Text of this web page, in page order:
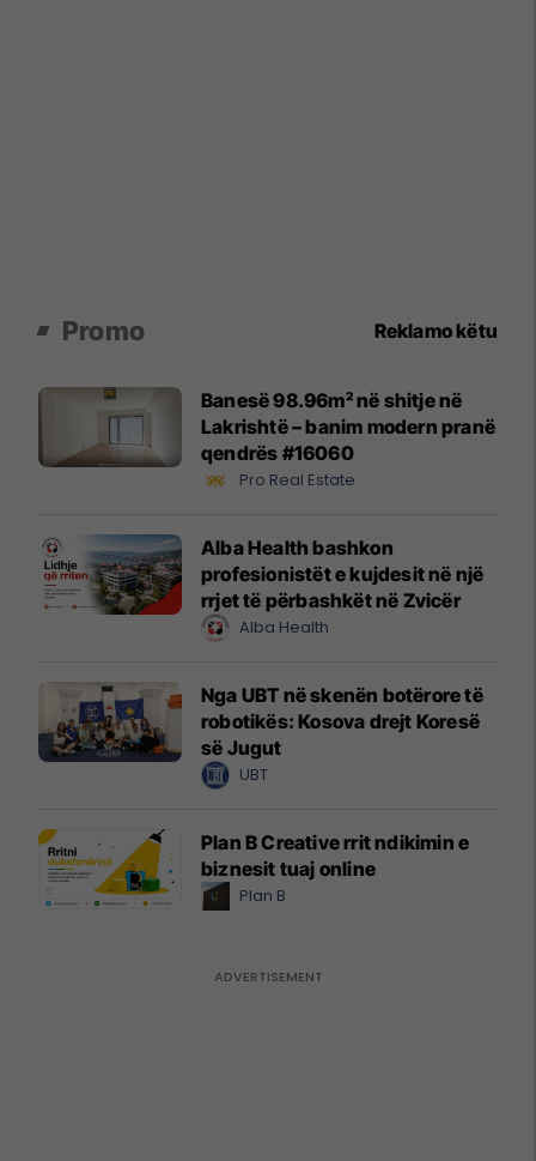
Promo Reklamo këtu
Banesë 98.96m² në shitje në
Lakrishtë – banim modern pranë
qendrës #16060
Pro Real Estate
Alba Health bashkon
profesionistët e kujdesit në një
rrjet të përbashkët në Zvicër
Alba Health
Nga UBT në skenën botërore të
robotikës: Kosova drejt Koresë
së Jugut
UBT
Plan B Creative rrit ndikimin e
biznesit tuaj online
Plan B